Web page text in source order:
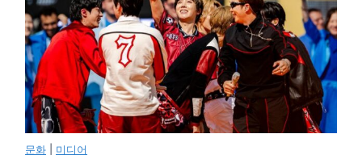
문화 미디어